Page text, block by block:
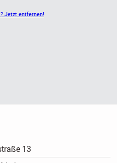
Jetzt entfernen!
13